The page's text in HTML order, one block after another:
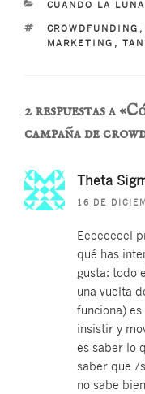
CATEGORÍAS
CUANDO LA
ETIQUETAS
CROWDFUNDING ,
MARKETING ,
2 respuestas a
campaña de
Theta
16 DE
Eeeeeeeel
qué has
gusta: todo
una vuelta
funciona)
insistir y
es saber lo
saber que /
no sabe